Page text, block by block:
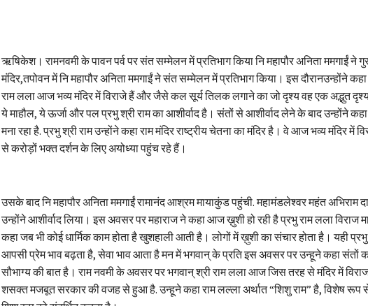
ऋषिकेश। रामनवमी के पावन पर्व पर संत सम्मेलन में प्रतिभाग किया नि महापौर अनिता ममगाईं ने
मंदिर,तपोवन में नि महापौर अनिता ममगाईं ने संत सम्मेलन में प्रतिभाग किया। इस दौरानउन्होंने
राम लला आज भव्य मंदिर में विराजे हैं और जैसे कल सूर्य तिलक लगाने का जो दृश्य वह एक अद्भुत
ये माहौल, ये ऊर्जा और पल प्रभु श्री राम का आशीर्वाद है। संतों से आशीर्वाद लेने के बाद उन्होंने
मना रहा है. प्रभु श्री राम उन्होंने कहा राम मंदिर राष्ट्रीय चेतना का मंदिर है। वे आज भव्य मंदिर में
से करोड़ों भक्त दर्शन के लिए अयोध्या पहुंच रहे हैं।
उसके बाद नि महापौर अनिता ममगाईं रामानंद आश्रम मायाकुंड पहुंची. महामंडलेश्वर महंत अभिराम
उन्होंने आशीर्वाद लिया। इस अवसर पर महाराज ने कहा आज ख़ुशी हो रही है प्रभु राम लला विराज
कहा जब भी कोई धार्मिक काम होता है खुशहाली आती है। लोगों में ख़ुशी का संचार होता है। यही प्रभु
आपसी प्रेम भाव बढ़ता है, सेवा भाव आता है मन में भगवान् के प्रति इस अवसर पर उन्हूने कहा संतों
सौभाग्य की बात है। राम नवमी के अवसर पर भगवान् श्री राम लला आज जिस तरह से मंदिर में
शसक्त मजबूत सरकार की वजह से हुआ है. उन्हूने कहा राम लल्ला अर्थात “शिशु राम” है, विशेष रूप